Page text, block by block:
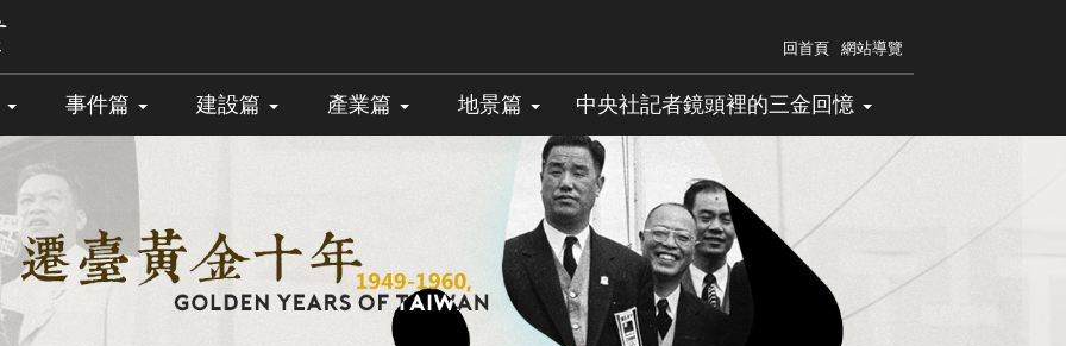
回首頁 網站導覽
事件篇 建設篇 產業篇 地景篇 中央社記者鏡頭裡的三金回憶